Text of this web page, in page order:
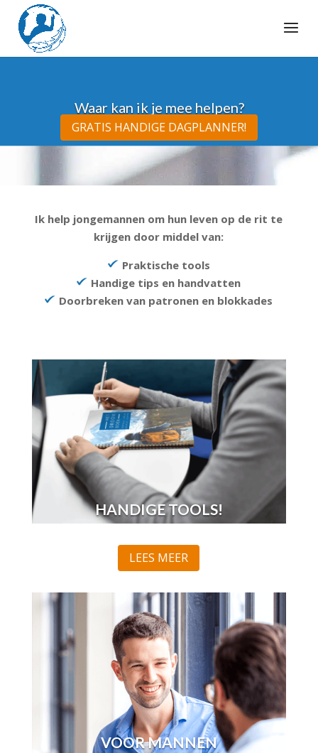
Waar kan ik je mee helpen?
GRATIS HANDIGE DAGPLANNER!
Ik help jongemannen om hun leven op de rit te
krijgen door middel van:
Praktische tools
Handige tips en handvatten
Doorbreken van patronen en blokkades
HANDIGE TOOLS!
LEES MEER
VOOR MANNEN